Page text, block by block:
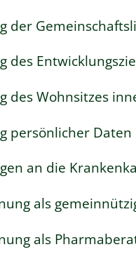
der
des
des Wohnsitzes
persönlicher
an die
als
als